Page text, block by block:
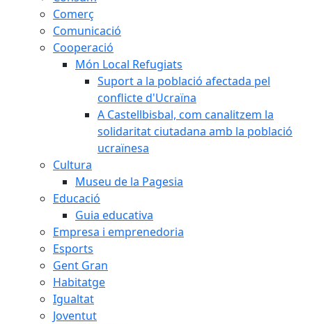
Comerç
Comunicació
Cooperació
Món Local Refugiats
Suport a la població afectada pel
conflicte d'Ucraïna
A Castellbisbal, com canalitzem la
solidaritat ciutadana amb la població
ucraïnesa
Cultura
Museu de la Pagesia
Educació
Guia educativa
Empresa i emprenedoria
Esports
Gent Gran
Habitatge
Igualtat
Joventut